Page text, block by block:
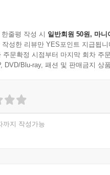
줄평 작성 시 일반회원 50원, 마니
성한 리뷰만 YES포인트 지급됩니
주문확정 시점부터 마지막 회차 주
DVD/Blu-ray, 패션 및 판매금지 상
까지 작성가능